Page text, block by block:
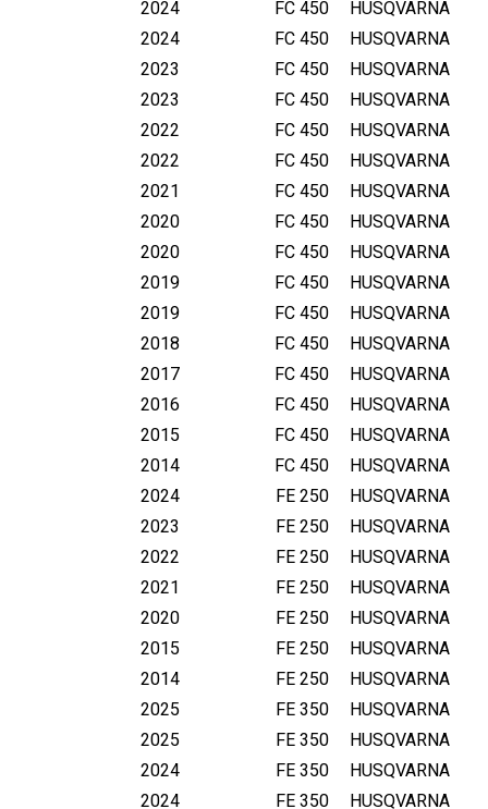
HUSQVARNA
FC 450
2024
HUSQVARNA
FC 450
2024
HUSQVARNA
FC 450
2023
HUSQVARNA
FC 450
2023
HUSQVARNA
FC 450
2022
HUSQVARNA
FC 450
2022
HUSQVARNA
FC 450
2021
HUSQVARNA
FC 450
2020
HUSQVARNA
FC 450
2020
HUSQVARNA
FC 450
2019
HUSQVARNA
FC 450
2019
HUSQVARNA
FC 450
2018
HUSQVARNA
FC 450
2017
HUSQVARNA
FC 450
2016
HUSQVARNA
FC 450
2015
HUSQVARNA
FC 450
2014
HUSQVARNA
FE 250
2024
HUSQVARNA
FE 250
2023
HUSQVARNA
FE 250
2022
HUSQVARNA
FE 250
2021
HUSQVARNA
FE 250
2020
HUSQVARNA
FE 250
2015
HUSQVARNA
FE 250
2014
HUSQVARNA
FE 350
2025
HUSQVARNA
FE 350
2025
HUSQVARNA
FE 350
2024
HUSQVARNA
FE 350
2024